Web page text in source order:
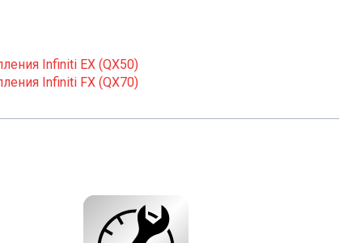
Infiniti EX (QX50)
Infiniti FX (QX70)